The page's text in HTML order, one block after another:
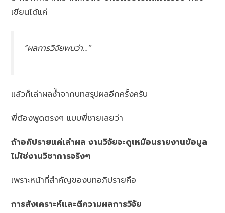
เขียนได้แค่
“ผลการวิจัยพบว่า…”
แล้วก็เล่าผลซ้ำจากบทสรุปผลอีกครั้งครับ
พี่ต้องพูดตรงๆ แบบพี่ชายเลยว่า
ถ้าอภิปรายแค่เล่าผล งานวิจัยจะดูเหมือนรายงานข้อมูล
ไม่ใช่งานวิชาการจริงๆ
เพราะหน้าที่สำคัญของบทอภิปรายคือ
การสังเคราะห์และตีความผลการวิจัย